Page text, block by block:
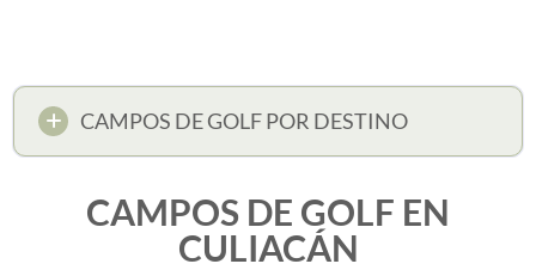
CAMPOS DE GOLF POR DESTINO
CAMPOS DE GOLF EN
CULIACÁN